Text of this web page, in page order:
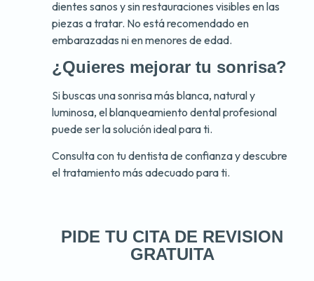
dientes sanos y sin restauraciones visibles en las
piezas a tratar. No está recomendado en
embarazadas ni en menores de edad.
¿Quieres mejorar tu sonrisa?
Si buscas una sonrisa más blanca, natural y
luminosa, el blanqueamiento dental profesional
puede ser la solución ideal para ti.
Consulta con tu dentista de confianza y descubre
el tratamiento más adecuado para ti.
PIDE TU CITA DE REVISION
GRATUITA